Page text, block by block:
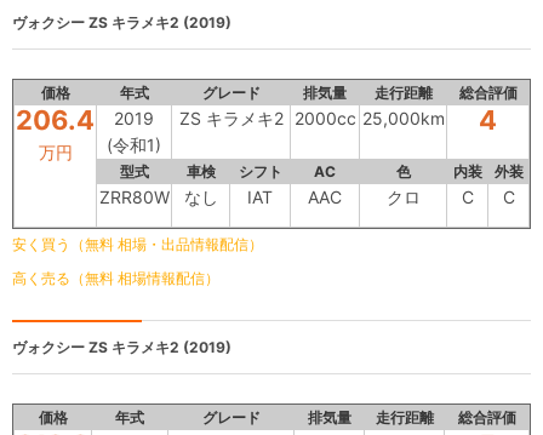
ヴォクシー ZS キラメキ2 (2019)
価格 年式 グレード 排気量 走行距離 総合評価
206.4
万円
2019
(令和1)
ZS キラメキ2 2000cc 25,000km 4
型式 車検 シフト AC 色 内装 外装
ZRR80W なし IAT AAC クロ C C
安く買う（無料 相場・出品情報配信）
高く売る（無料 相場情報配信）
ヴォクシー ZS キラメキ2 (2019)
価格 年式 グレード 排気量 走行距離 総合評価